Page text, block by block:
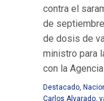
contra el
de
de dosis de
ministro para
con la
Destacado
Carlos Alvarado